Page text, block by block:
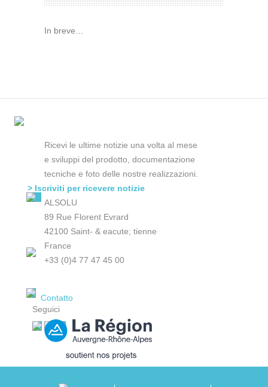
In breve…
Ricevi le ultime notizie una volta al mese
e sviluppi del prodotto, documentazione
tecniche e foto delle nostre realizzazioni.
> Iscriviti per ricevere notizie
ALSOLU
89 Rue Florent Evrard
42100 Saint- & eacute; tienne
France
+33 (0)4 77 47 45 00
Contatto
Seguici